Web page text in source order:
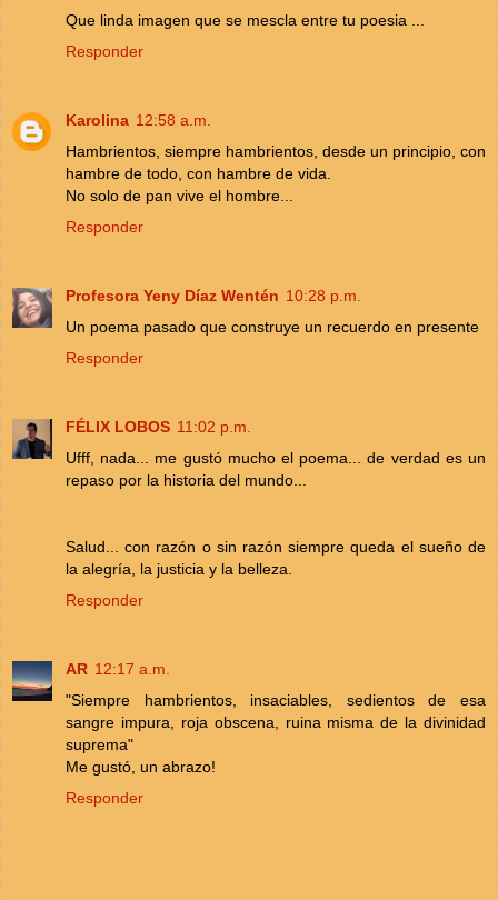
Que linda imagen que se mescla entre tu poesia ...
Responder
Karolina 12:58 a.m.
Hambrientos, siempre hambrientos, desde un principio, con
hambre de todo, con hambre de vida.
No solo de pan vive el hombre...
Responder
Profesora Yeny Díaz Wentén 10:28 p.m.
Un poema pasado que construye un recuerdo en presente
Responder
FÉLIX LOBOS 11:02 p.m.
Ufff, nada... me gustó mucho el poema... de verdad es un
repaso por la historia del mundo...
Salud... con razón o sin razón siempre queda el sueño de
la alegría, la justicia y la belleza.
Responder
AR 12:17 a.m.
"Siempre hambrientos, insaciables, sedientos de esa
sangre impura, roja obscena, ruina misma de la divinidad
suprema"
Me gustó, un abrazo!
Responder